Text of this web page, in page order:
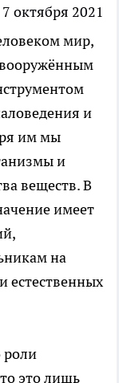
7 октября 2021
мир,
и
им мы
и
веществ. В
имеет
,
на
естественных
роли
это лишь